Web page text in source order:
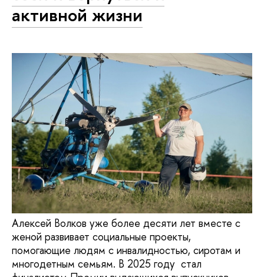
активной жизни
Алексей Волков уже более десяти лет вместе с
женой развивает социальные проекты,
помогающие людям с инвалидностью, сиротам и
многодетным семьям. В 2025 году стал